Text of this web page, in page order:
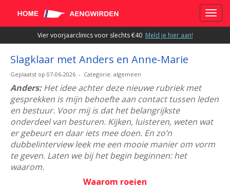
Vier voorjaarclinics voor slechts €40 Meld je hier aan!
Slagklaar met Anders en Anne-Marie
Geplaatst op 07-06-2026 - Categorie: algemeen
Anders:Het idee achter deze nieuwe rubriek met
gesprekken is mijn behoefte aan contact tussen leden
en bestuur. Voor mij is dat het belangrijkste
onderdeel van besturen. Kijken, luisteren, weten wat
er gebeurt en daar iets mee doen. En zo’n
dubbelinterview leek me een mooie manier om vorm
te geven. Laten we bij het begin beginnen: het
waarom.
Waarom roeien